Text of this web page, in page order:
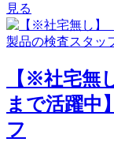
見る
【※社宅無
まで活躍中
フ